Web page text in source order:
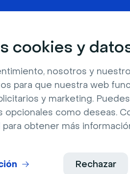
cookies y
nosotros y
para que nuestra web
y marketing.
opcionales como deseas.
para obtener más
Rechazar
en tus diapositivas, lo
y hace que tus
PowerPoint?
de
de tu sala de eventos.
artículo de soporte . *Ten